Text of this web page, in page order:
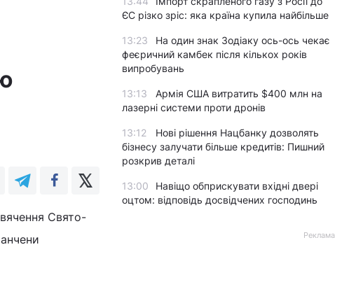
Свято-
ЄС різко зріс: яка країна купила найбільше
13:23
На один знак Зодіаку ось-ось чекає
феєричний камбек після кількох років
випробувань
13:13
Армія США витратить $400 млн на
лазерні системи проти дронів
13:12
Нові рішення Нацбанку дозволять
бізнесу залучати більше кредитів: Пишний
розкрив деталі
13:00
Навіщо обприскувати вхідні двері
оцтом: відповідь досвідчених господинь
Реклама